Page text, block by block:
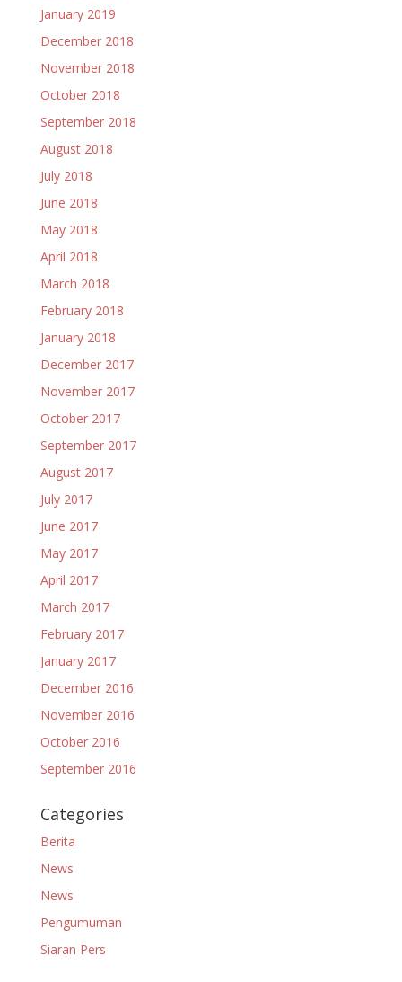
January 2019
December 2018
November 2018
October 2018
September 2018
August 2018
July 2018
June 2018
May 2018
April 2018
March 2018
February 2018
January 2018
December 2017
November 2017
October 2017
September 2017
August 2017
July 2017
June 2017
May 2017
April 2017
March 2017
February 2017
January 2017
December 2016
November 2016
October 2016
September 2016
Categories
Berita
News
News
Pengumuman
Siaran Pers